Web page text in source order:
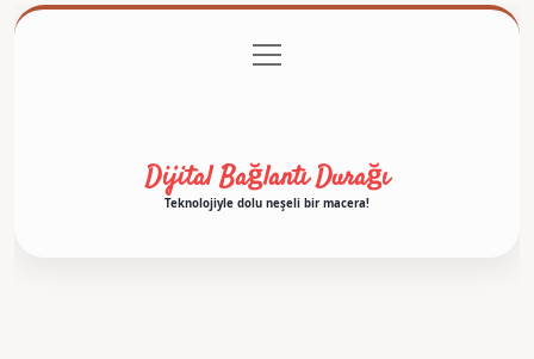
Gizlilik Politikası
menüyü
aç
Dijital Bağlantı Durağı
Teknolojiyle dolu neşeli bir macera!